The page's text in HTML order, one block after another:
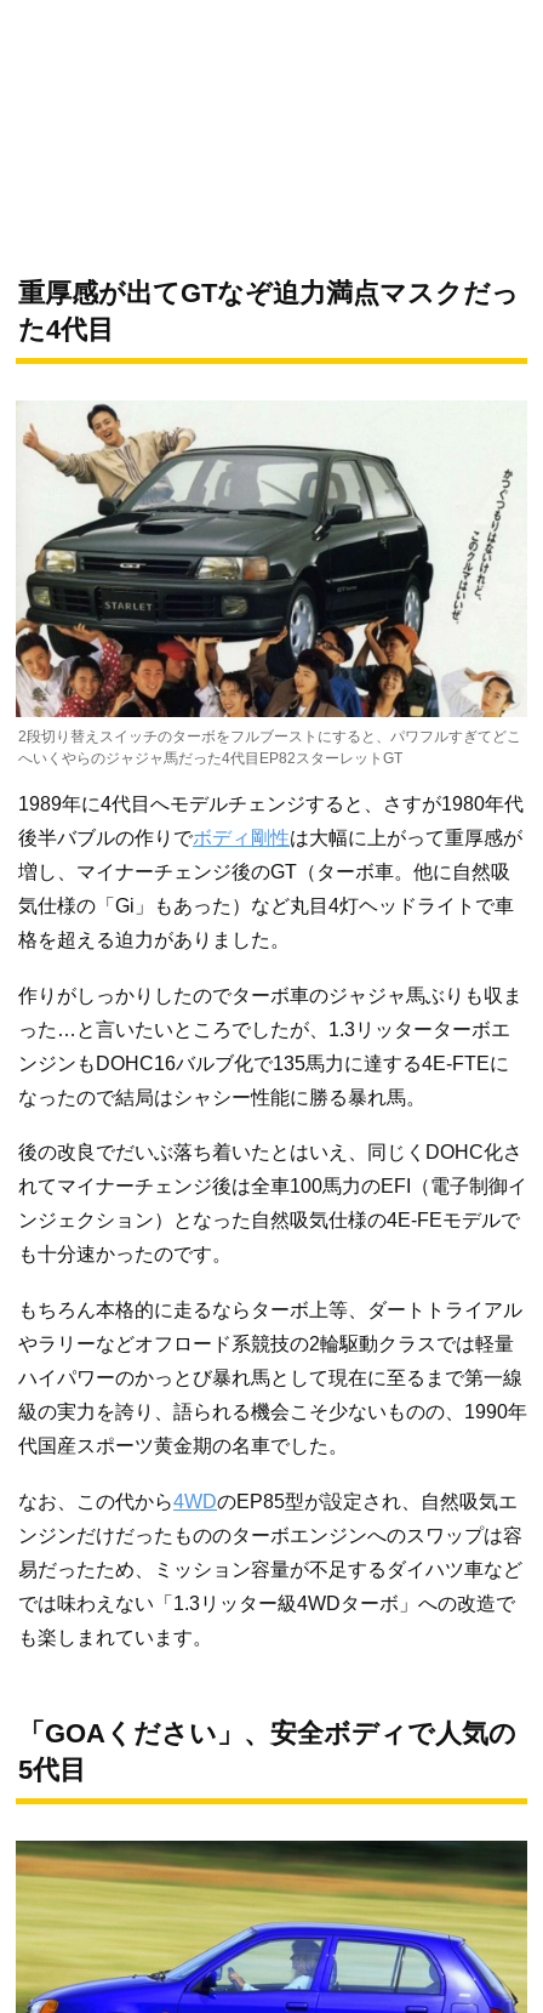
重厚感が出てGTなぞ迫力満点マスクだっ
た4代目
2段切り替えスイッチのターボをフルブーストにすると、パワフルすぎてどこ
へいくやらのジャジャ馬だった4代目EP82スターレットGT
1989年に4代目へモデルチェンジすると、さすが1980年代
後半バブルの作りでボディ剛性は大幅に上がって重厚感が
増し、マイナーチェンジ後のGT（ターボ車。他に自然吸
気仕様の「Gi」もあった）など丸目4灯ヘッドライトで車
格を超える迫力がありました。
作りがしっかりしたのでターボ車のジャジャ馬ぶりも収ま
った…と言いたいところでしたが、1.3リッターターボエ
ンジンもDOHC16バルブ化で135馬力に達する4E-FTEに
なったので結局はシャシー性能に勝る暴れ馬。
後の改良でだいぶ落ち着いたとはいえ、同じくDOHC化さ
れてマイナーチェンジ後は全車100馬力のEFI（電子制御イ
ンジェクション）となった自然吸気仕様の4E-FEモデルで
も十分速かったのです。
もちろん本格的に走るならターボ上等、ダートトライアル
やラリーなどオフロード系競技の2輪駆動クラスでは軽量
ハイパワーのかっとび暴れ馬として現在に至るまで第一線
級の実力を誇り、語られる機会こそ少ないものの、1990年
代国産スポーツ黄金期の名車でした。
なお、この代から4WDのEP85型が設定され、自然吸気エ
ンジンだけだったもののターボエンジンへのスワップは容
易だったため、ミッション容量が不足するダイハツ車など
では味わえない「1.3リッター級4WDターボ」への改造で
も楽しまれています。
「GOAください」、安全ボディで人気の
5代目